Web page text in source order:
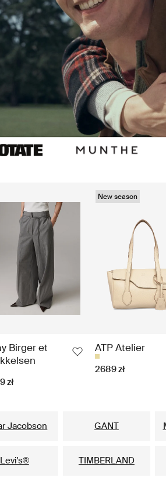
Birger et
zł
New season
ATP Atelier
2689 zł
Nasze
Jacobson GANT
Levi's® TIMBERLAND